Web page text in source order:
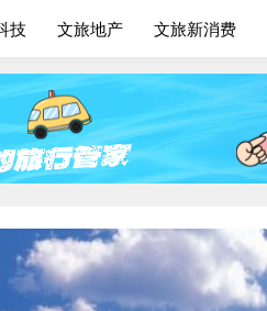
技 文旅地产 文旅新消费